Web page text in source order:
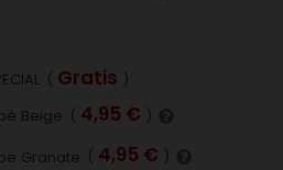
( Gratis )
Beige ( 4,95 € )
Granate ( 4,95 € )